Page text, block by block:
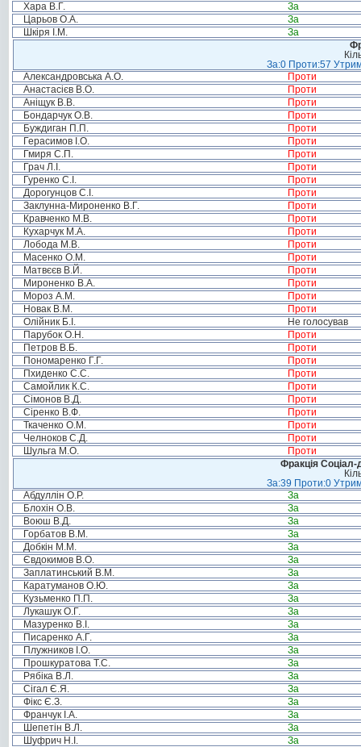
Хара В.Г.
За
Царьов О.А.
За
Шкіря І.М.
За
За:0 Проти:57
Александровська А.О.
Проти
Анастасієв В.О.
Проти
Аніщук В.В.
Проти
Бондарчук О.В.
Проти
Буждиган П.П.
Проти
Герасимов І.О.
Проти
Гмиря С.П.
Проти
Грач Л.І.
Проти
Гуренко С.І.
Проти
Дорогунцов С.І.
Проти
Заклунна-Мироненко В.Г.
Проти
Кравченко М.В.
Проти
Кухарчук М.А.
Проти
Лобода М.В.
Проти
Масенко О.М.
Проти
Матвєєв В.Й.
Проти
Мироненко В.А.
Проти
Мороз А.М.
Проти
Новак В.М.
Проти
Олійник Б.І.
Не голосував
Парубок О.Н.
Проти
Петров В.Б.
Проти
Пономаренко Г.Г.
Проти
Пхиденко С.С.
Проти
Самойлик К.С.
Проти
Сімонов В.Д.
Проти
Сіренко В.Ф.
Проти
Ткаченко О.М.
Проти
Челноков С.Д.
Проти
Шульга М.О.
Проти
Фракція Соціал-
За:39 Проти:0
Абдуллін О.Р.
За
Блохін О.В.
За
Воюш В.Д.
За
Горбатов В.М.
За
Добкін М.М.
За
Євдокимов В.О.
За
Заплатинський В.М.
За
Каратуманов О.Ю.
За
Кузьменко П.П.
За
Лукашук О.Г.
За
Мазуренко В.І.
За
Писаренко А.Г.
За
Плужников І.О.
За
Прошкуратова Т.С.
За
Рябіка В.Л.
За
Сігал Є.Я.
За
Фікс Є.З.
За
Франчук І.А.
За
Шепетін В.Л.
За
Шуфрич Н.І.
За